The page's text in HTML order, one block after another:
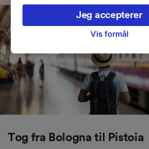
Tog fra Bologna til Pistoia
herunder din ret til at gøre
legitim interesse bruges, eller når
siden om privatlivspolitik. Disse
browsingdata. Dine data vil ikke
sporingsformål, hvis du har bedt
spore dig.
Vi og vores partnere behandler
levere:
placeringsoplysninger. Aktivt
enhedskarakteristika til
Vis formål
Jeg accepterer